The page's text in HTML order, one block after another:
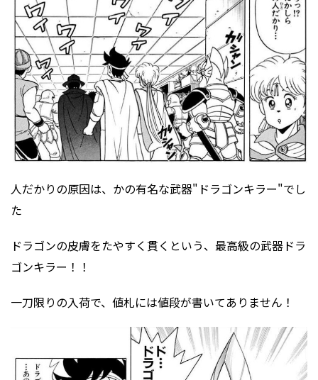
人だかりの原因は、かの有名な武器"ドラゴンキラー"でし
た
ドラゴンの皮膚をたやすく貫くという、最高級の武器ドラ
ゴンキラー！！
一刀限りの入荷で、値札には値段が書いてありません！